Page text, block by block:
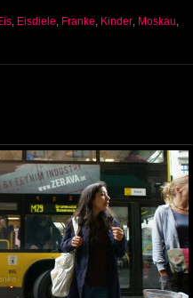
, Eisdiele, Franke, Kinder, Moskau,